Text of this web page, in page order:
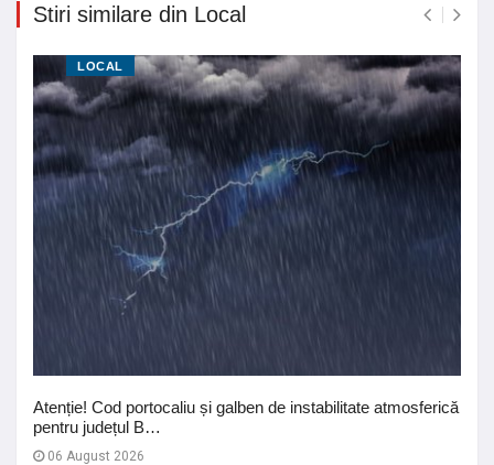
Stiri similare din Local
LOCAL
Atenție! Cod portocaliu și galben de instabilitate atmosferică
pentru județul B…
06 August 2026